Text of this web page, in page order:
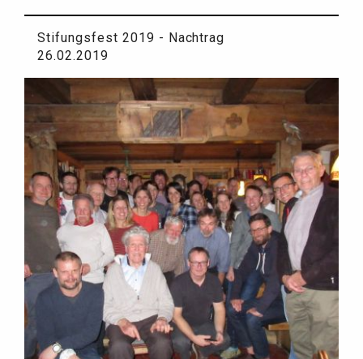
Stifungsfest 2019 - Nachtrag
26.02.2019